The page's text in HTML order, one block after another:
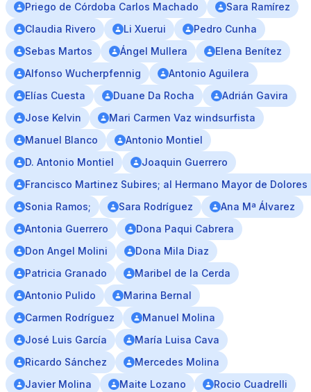
Priego de Córdoba Carlos Machado
Sara Ramírez
Claudia Rivero
Li Xuerui
Pedro Cunha
Sebas Martos
Ángel Mullera
Elena Benítez
Alfonso Wucherpfennig
Antonio Aguilera
Elías Cuesta
Duane Da Rocha
Adrián Gavira
Jose Kelvin
Mari Carmen Vaz windsurfista
Manuel Blanco
Antonio Montiel
D. Antonio Montiel
Joaquin Guerrero
Francisco Martinez Subires; al Hermano Mayor de Dolores
Sonia Ramos;
Sara Rodríguez
Ana Mª Álvarez
Antonia Guerrero
Dona Paqui Cabrera
Don Angel Molini
Dona Mila Diaz
Patricia Granado
Maribel de la Cerda
Antonio Pulido
Marina Bernal
Carmen Rodríguez
Manuel Molina
José Luis García
María Luisa Cava
Ricardo Sánchez
Mercedes Molina
Javier Molina
Maite Lozano Rocio Cuadrelli